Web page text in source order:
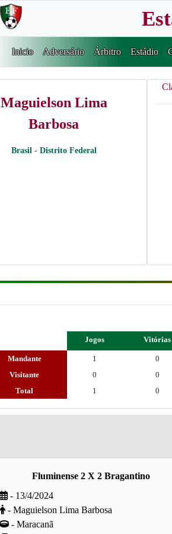
Inicio Adversário Árbitro Estádio
Maguielson Lima
Barbosa
Brasil - Distrito Federal
Jogos Vitórias
Mandante 1 0
Visitante
0 0
Total
1 0
Fluminense 2 X 2 Bragantino
- 13/4/2024
- Maguielson Lima Barbosa
- Maracanã